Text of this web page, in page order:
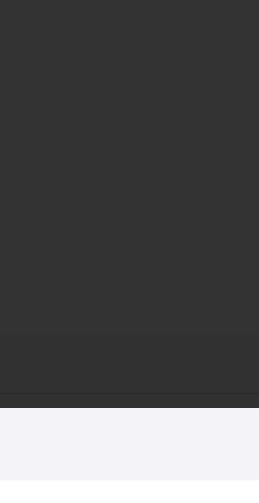
kg. Tänu madalale profiilile jääb
ja piisava õhu liikumisele.